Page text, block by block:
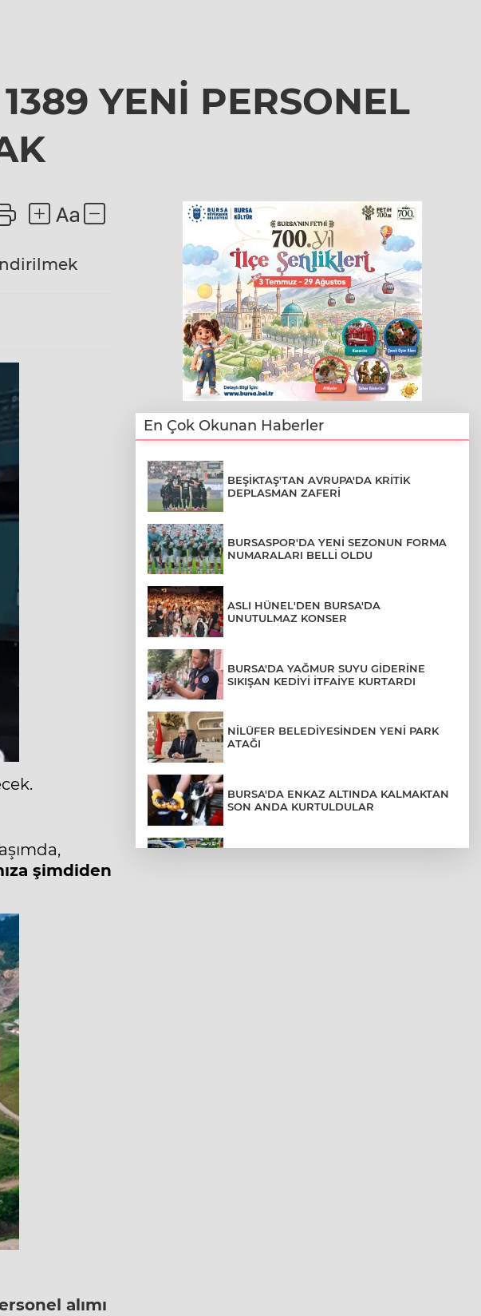
YENİ PERSONEL
şimdiden
alımı
En Çok Okunan Haberler
BEŞİKTAŞ'TAN AVRUPA'DA KRİTİK
DEPLASMAN ZAFERİ
BURSASPOR'DA YENİ SEZONUN FORMA
NUMARALARI BELLİ OLDU
ASLI HÜNEL'DEN BURSA'DA
UNUTULMAZ KONSER
BURSA'DA YAĞMUR SUYU GİDERİNE
SIKIŞAN KEDİYİ İTFAİYE KURTARDI
NİLÜFER BELEDİYESİNDEN YENİ PARK
ATAĞI
BURSA'DA ENKAZ ALTINDA KALMAKTAN
SON ANDA KURTULDULAR